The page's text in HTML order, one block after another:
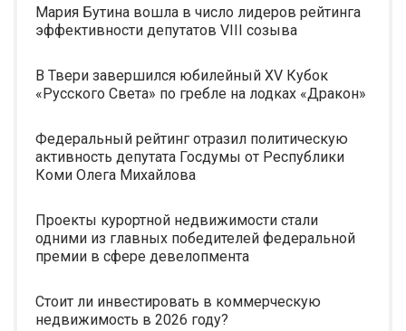
Мария Бутина вошла в число лидеров рейтинга
эффективности депутатов VIII созыва
В Твери завершился юбилейный XV Кубок
«Русского Света» по гребле на лодках «Дракон»
Федеральный рейтинг отразил политическую
активность депутата Госдумы от Республики
Коми Олега Михайлова
Проекты курортной недвижимости стали
одними из главных победителей федеральной
премии в сфере девелопмента
Стоит ли инвестировать в коммерческую
недвижимость в 2026 году?